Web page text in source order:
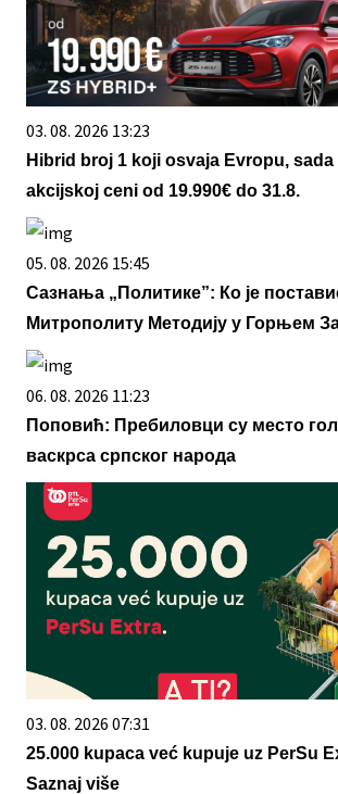
03. 08. 2026 13:23
Hibrid broj 1 koji osvaja Evropu,
akcijskoj ceni od 19.990€ do 31.8.
05. 08. 2026 15:45
Сазнања „Политике”: Ко је
Митрополиту Методију у Горњем
06. 08. 2026 11:23
Поповић: Пребиловци су место
васкрса српског народа
03. 08. 2026 07:31
25.000 kupaca već kupuje uz PerSu
Saznaj više